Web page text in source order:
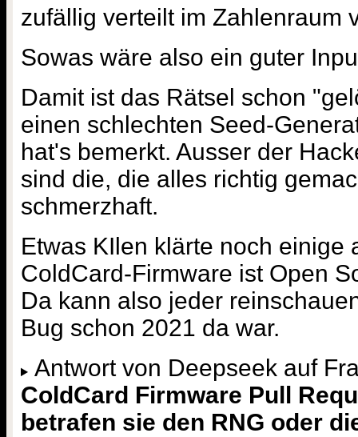
zufällig verteilt im Zahlenraum
Sowas wäre also ein guter
Damit ist das Rätsel schon
einen schlechten Seed-
hat's bemerkt. Ausser der
sind die, die alles richtig
schmerzhaft.
Etwas KIlen klärte noch einige
ColdCard-Firmware ist Open
Da kann also jeder
Bug schon 2021 da war.
Antwort von Deepseek auf
ColdCard Firmware Pull
betrafen sie den RNG oder